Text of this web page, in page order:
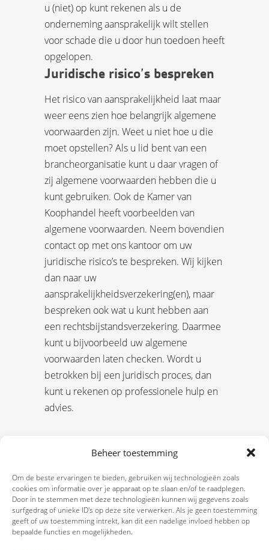
Beheer toestemming
Om de beste ervaringen te bieden, gebruiken wij technologieën zoals
cookies om informatie over je apparaat op te slaan en/of te raadplegen.
Door in te stemmen met deze technologieën kunnen wij gegevens zoals
surfgedrag of unieke ID's op deze site verwerken. Als je geen toestemming
geeft of uw toestemming intrekt, kan dit een nadelige invloed hebben op
bepaalde functies en mogelijkheden.
u (niet) op kunt rekenen als u de
onderneming aansprakelijk wilt stellen
voor schade die u door hun toedoen heeft
opgelopen.
Juridische risico’s bespreken
Het risico van aansprakelijkheid laat maar
weer eens zien hoe belangrijk algemene
voorwaarden zijn. Weet u niet hoe u die
moet opstellen? Als u lid bent van een
brancheorganisatie kunt u daar vragen of
zij algemene voorwaarden hebben die u
kunt gebruiken. Ook de Kamer van
Koophandel heeft voorbeelden van
algemene voorwaarden. Neem bovendien
contact op met ons kantoor om uw
juridische risico’s te bespreken. Wij kijken
dan naar uw
aansprakelijkheidsverzekering(en), maar
bespreken ook wat u kunt hebben aan
een rechtsbijstandsverzekering. Daarmee
kunt u bijvoorbeeld uw algemene
voorwaarden laten checken. Wordt u
betrokken bij een juridisch proces, dan
kunt u rekenen op professionele hulp en
advies.